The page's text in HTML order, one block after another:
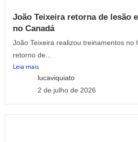
João Teixeira retorna de lesão
no Canadá
João Teixeira realizou treinamentos no
retorno de...
Leia mais
lucaviquiato
2 de julho de 2026